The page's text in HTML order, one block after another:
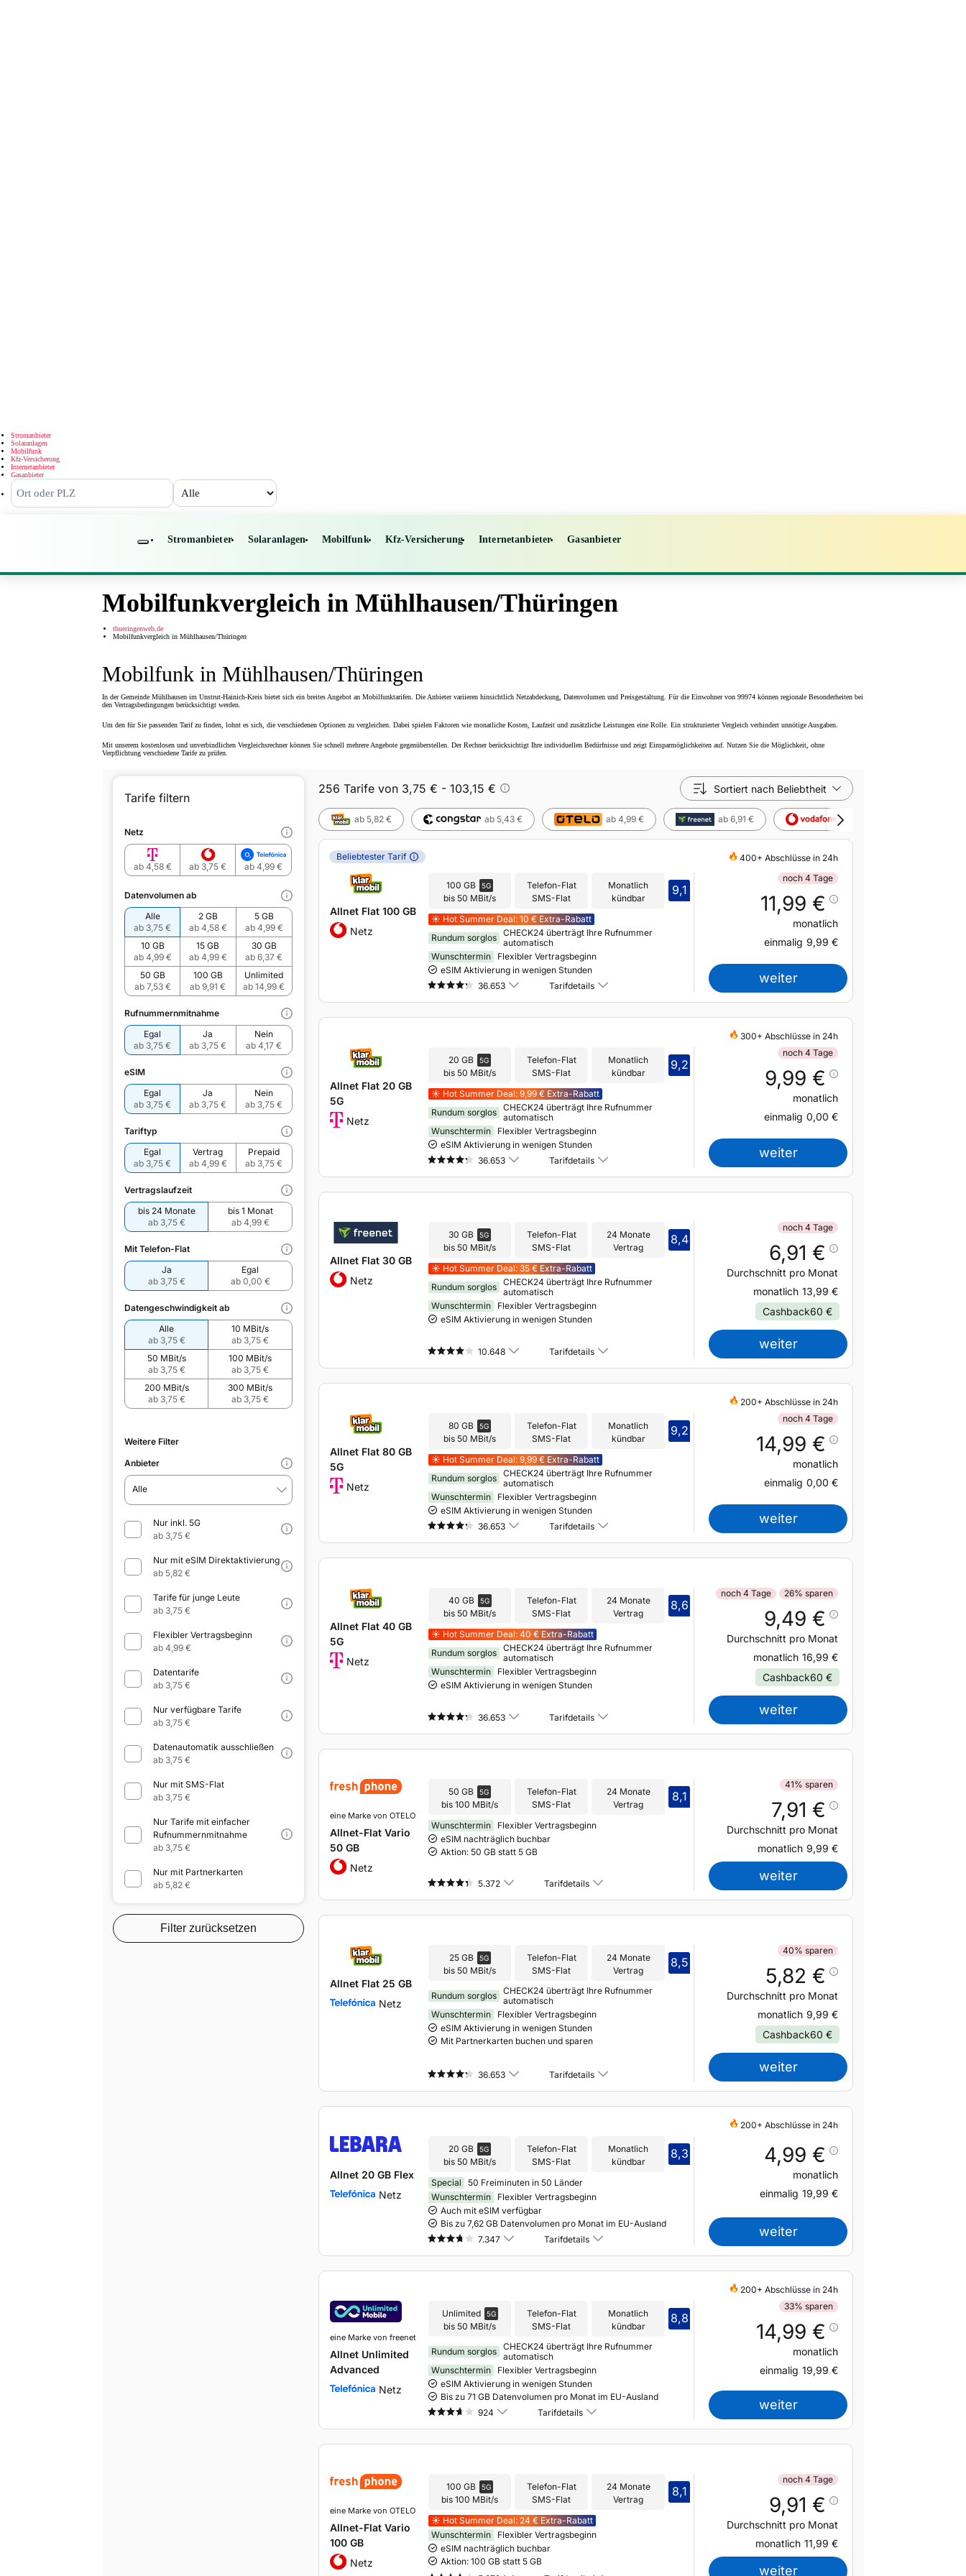
Stromanbieter
Solaranlagen
Mobilfunk
Kfz-Versicherung
Internetanbieter
Gasanbieter
Stromanbieter Solaranlagen Mobilfunk Kfz-Versicherung Internetanbieter Gasanbieter
Mobilfunkvergleich in Mühlhausen/Thüringen
thueringenweb.de
Mobilfunkvergleich in Mühlhausen/Thüringen
Mobilfunk in Mühlhausen/Thüringen
In der Gemeinde Mühlhausen im Unstrut-Hainich-Kreis bietet sich ein breites Angebot an Mobilfunktarifen. Die Anbieter variieren hinsichtlich Netzabdeckung, Datenvolumen und Preisgestaltung. Für die Einwohner von 99974 können regionale Besonderheiten bei
den Vertragsbedingungen berücksichtigt werden.
Um den für Sie passenden Tarif zu finden, lohnt es sich, die verschiedenen Optionen zu vergleichen. Dabei spielen Faktoren wie monatliche Kosten, Laufzeit und zusätzliche Leistungen eine Rolle. Ein strukturierter Vergleich verhindert unnötige Ausgaben.
Mit unserem kostenlosen und unverbindlichen Vergleichsrechner können Sie schnell mehrere Angebote gegenüberstellen. Der Rechner berücksichtigt Ihre individuellen Bedürfnisse und zeigt Einsparmöglichkeiten auf. Nutzen Sie die Möglichkeit, ohne
Verpflichtung verschiedene Tarife zu prüfen.